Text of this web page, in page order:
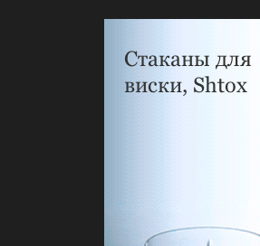
Стаканы для
виски, Shtox